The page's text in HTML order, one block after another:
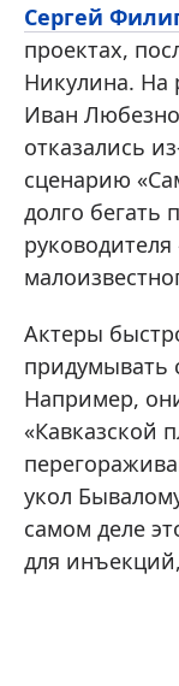
Сергей
проектах,
Никулина. На
Иван
отказались
сценарию
долго бегать
Актеры
придумывать
Например,
«Кавказской
укол
самом деле
для